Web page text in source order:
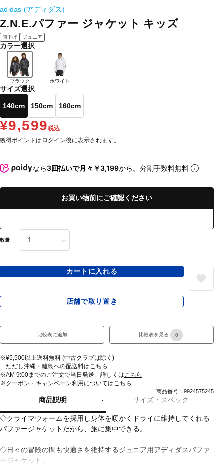
adidas (アディダス)
Z.N.E.パファー ジャケット キッズ
値下げ ジュニア
カラー選択
ブラック ホワイト
サイズ選択
140cm 150cm 160cm
¥9,599税込
獲得ポイントはログイン後に表示されます。
なら3回払いで月々￥3,199から。分割手数料無料
お買い物前にご確認ください
数量
カートに入れる
店舗で取り置き
比較表に追加 比較表を見る 0
※¥5,500以上送料無料 (中古クラブは除く)
ただし沖縄・離島への配送料はこちら
※AM 9:00までのご注文で当日発送 詳しくはこちら
※クーポン・キャンペーン利用についてはこちら
商品番号：9924575245
商品説明 サイズ・スペック
◇クライマウォームを採用し身体を暖かくドライに維持してくれる
パファージャケットだから、旅に集中できる。
◇日々の冒険の間も快適さを維持するジュニア用アディダスパファ
ージャケット。